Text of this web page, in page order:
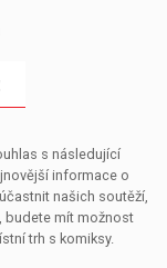
s následující
informace o
našich soutěží,
budete mít možnost
trh s komiksy.